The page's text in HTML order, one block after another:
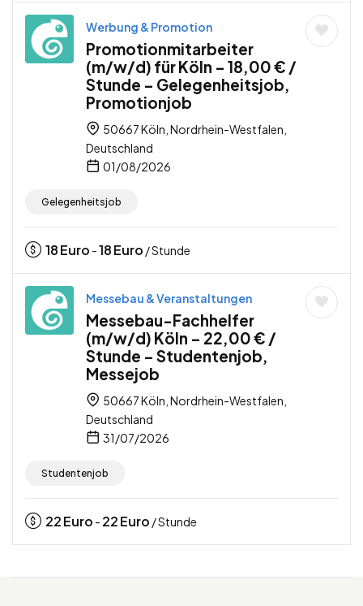
Werbung & Promotion
Promotionmitarbeiter
(m/w/d) für Köln – 18,00 € /
Stunde – Gelegenheitsjob,
Promotionjob
50667 Köln, Nordrhein-Westfalen,
Deutschland
01/08/2026
Gelegenheitsjob
18Euro -18Euro / Stunde
Messebau & Veranstaltungen
Messebau-Fachhelfer
(m/w/d) Köln – 22,00 € /
Stunde – Studentenjob,
Messejob
50667 Köln, Nordrhein-Westfalen,
Deutschland
31/07/2026
Studentenjob
22Euro - 22Euro / Stunde